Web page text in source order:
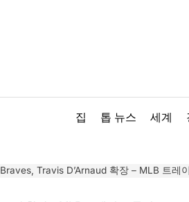
집
톱 뉴스 세계
Braves, Travis D’Arnaud 확장 – MLB 트레